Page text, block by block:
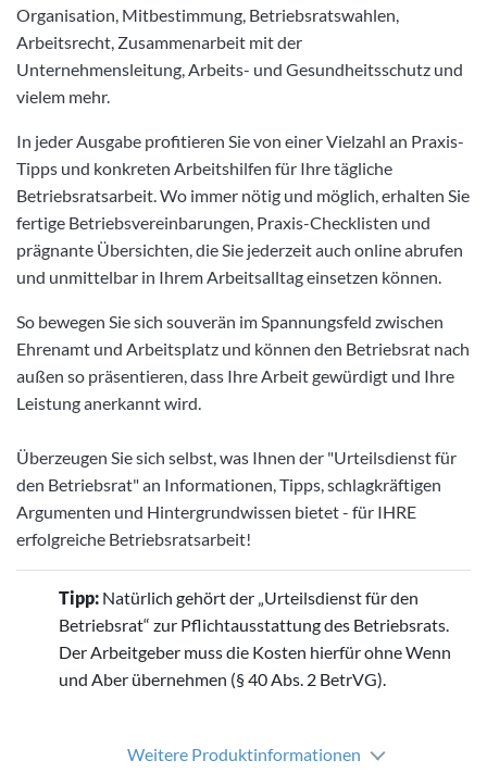
Organisation, Mitbestimmung, Betriebsratswahlen,
Arbeitsrecht, Zusammenarbeit mit der
Unternehmensleitung, Arbeits- und Gesundheitsschutz und
vielem mehr.
In jeder Ausgabe profitieren Sie von einer Vielzahl an Praxis-
Tipps und konkreten Arbeitshilfen für Ihre tägliche
Betriebsratsarbeit. Wo immer nötig und möglich, erhalten Sie
fertige Betriebsvereinbarungen, Praxis-Checklisten und
prägnante Übersichten, die Sie jederzeit auch online abrufen
und unmittelbar in Ihrem Arbeitsalltag einsetzen können.
So bewegen Sie sich souverän im Spannungsfeld zwischen
Ehrenamt und Arbeitsplatz und können den Betriebsrat nach
außen so präsentieren, dass Ihre Arbeit gewürdigt und Ihre
Leistung anerkannt wird.
Überzeugen Sie sich selbst, was Ihnen der "Urteilsdienst für
den Betriebsrat" an Informationen, Tipps, schlagkräftigen
Argumenten und Hintergrundwissen bietet - für IHRE
erfolgreiche Betriebsratsarbeit!
Tipp: Natürlich gehört der „Urteilsdienst für den
Betriebsrat“ zur Pflichtausstattung des Betriebsrats.
Der Arbeitgeber muss die Kosten hierfür ohne Wenn
und Aber übernehmen (§ 40 Abs. 2 BetrVG).
Weitere Produktinformationen